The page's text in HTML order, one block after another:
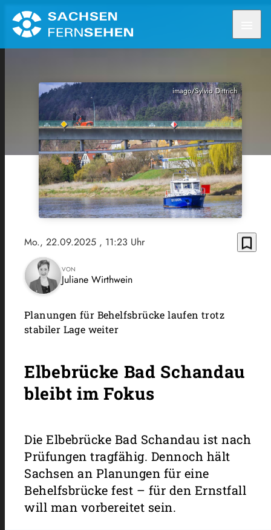
imago/Sylvio Dittrich
Mo., 22.09.2025 , 11:23 Uhr bookmark_border
VON
Juliane Wirthwein
Planungen für Behelfsbrücke laufen trotz
stabiler Lage weiter
Elbebrücke Bad Schandau
bleibt im Fokus
Die Elbebrücke Bad Schandau ist nach
Prüfungen tragfähig. Dennoch hält
Sachsen an Planungen für eine
Behelfsbrücke fest – für den Ernstfall
will man vorbereitet sein.